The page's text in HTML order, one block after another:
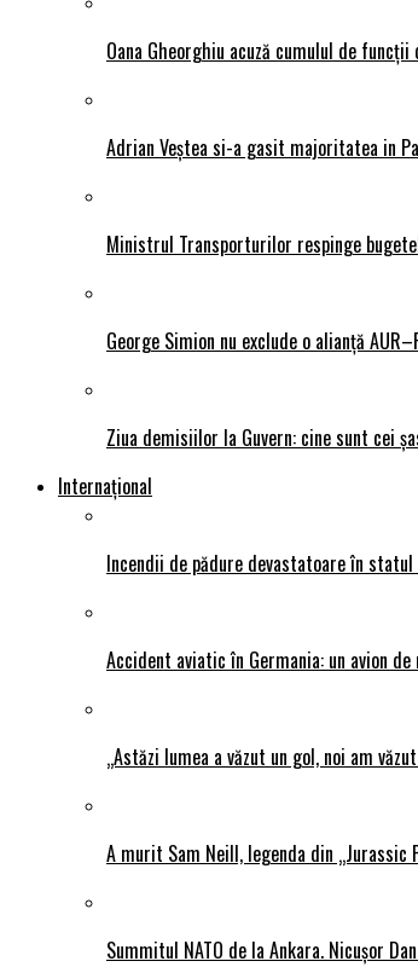
Oana Gheorghiu acuză cumulul de
Adrian Veștea si-a gasit majoritatea in
Ministrul Transporturilor respinge
George Simion nu exclude o alianță
Ziua demisiilor la Guvern: cine sunt cei
Internațional
Incendii de pădure devastatoare în
Accident aviatic în Germania: un avion
„Astăzi lumea a văzut un gol, noi am
A murit Sam Neill, legenda din „Jurassic
Summitul NATO de la Ankara. Nicușor